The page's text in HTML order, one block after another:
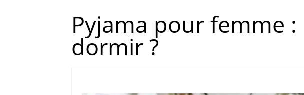
Pyjama pour femme
dormir ?